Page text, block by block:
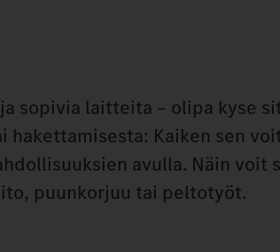
sopivia laitteita – olipa kyse
Kaiken sen
avulla. Näin voit
puunkorjuu tai peltotyöt.